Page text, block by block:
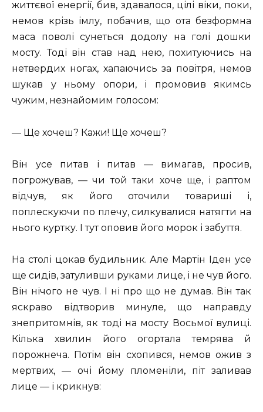
життєвої енергії, бив, здавалося, цілі віки, поки,
немов крізь імлу, побачив, що ота безформна
маса поволі сунеться додолу на голі дошки
мосту. Тоді він став над нею, похитуючись на
нетвердих ногах, хапаючись за повітря, немов
шукав у ньому опори, і промовив якимсь
чужим, незнайомим голосом:
— Ще хочеш? Кажи! Ще хочеш?
Він усе питав і питав — вимагав, просив,
погрожував, — чи той таки хоче ще, і раптом
відчув, як його оточили товариші і,
поплескуючи по плечу, силкувалися натягти на
нього куртку. І тут оповив його морок і забуття.
На столі цокав будильник. Але Мартін Іден усе
ще сидів, затуливши руками лице, і не чув його.
Він нічого не чув. І ні про що не думав. Він так
яскраво відтворив минуле, що направду
знепритомнів, як тоді на мосту Восьмої вулиці.
Кілька хвилин його огортала темрява й
порожнеча. Потім він схопився, немов ожив з
мертвих, — очі йому пломеніли, піт заливав
лице — і крикнув: